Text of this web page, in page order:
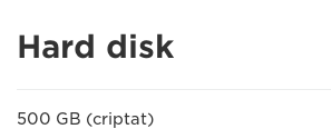
Hard disk
500 GB (criptat)